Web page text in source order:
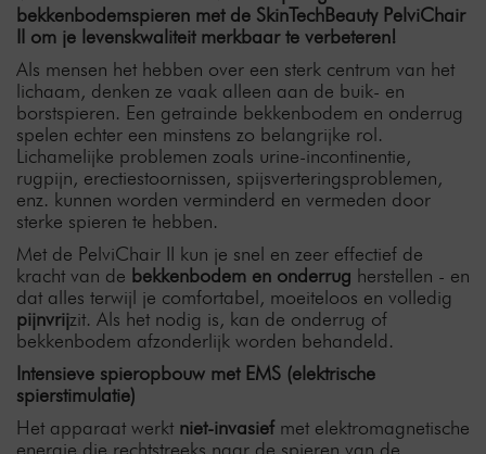
bekkenbodemspieren met de SkinTechBeauty PelviChair
II om je levenskwaliteit merkbaar te verbeteren!
Als mensen het hebben over een sterk centrum van het
lichaam, denken ze vaak alleen aan de buik- en
borstspieren. Een getrainde bekkenbodem en onderrug
spelen echter een minstens zo belangrijke rol.
Lichamelijke problemen zoals urine-incontinentie,
rugpijn, erectiestoornissen, spijsverteringsproblemen,
enz. kunnen worden verminderd en vermeden door
sterke spieren te hebben.
Met de PelviChair II kun je snel en zeer effectief de
kracht van de bekkenbodem en onderrug herstellen - en
dat alles terwijl je comfortabel, moeiteloos en volledig
pijnvrijzit. Als het nodig is, kan de onderrug of
bekkenbodem afzonderlijk worden behandeld.
Intensieve spieropbouw met EMS (elektrische
spierstimulatie)
Het apparaat werkt niet-invasiefmet elektromagnetische
energie die rechtstreeks naar de spieren van de